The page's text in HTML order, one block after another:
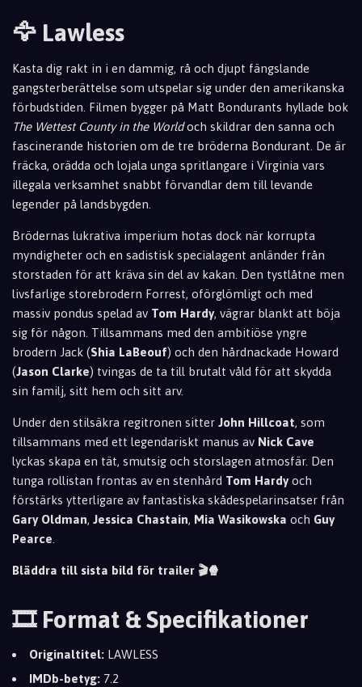
🦅 Lawless
Kasta dig rakt in i en dammig, rå och djupt fängslande
gangsterberättelse som utspelar sig under den amerikanska
förbudstiden. Filmen bygger på Matt Bondurants hyllade bok
The Wettest County in the Worldoch skildrar den sanna och
fascinerande historien om de tre bröderna Bondurant. De är
fräcka, orädda och lojala unga spritlangare i Virginia vars
illegala verksamhet snabbt förvandlar dem till levande
legender på landsbygden.
Brödernas lukrativa imperium hotas dock när korrupta
myndigheter och en sadistisk specialagent anländer från
storstaden för att kräva sin del av kakan. Den tystlåtne men
livsfarlige storebrodern Forrest, oförglömligt och med
massiv pondus spelad av Tom Hardy, vägrar blankt att böja
sig för någon. Tillsammans med den ambitiöse yngre
brodern Jack (Shia LaBeouf) och den hårdnackade Howard
(Jason Clarke) tvingas de ta till brutalt våld för att skydda
sin familj, sitt hem och sitt arv.
Under den stilsäkra regitronen sitter John Hillcoat, som
tillsammans med ett legendariskt manus av Nick Cave
lyckas skapa en tät, smutsig och storslagen atmosfär. Den
tunga rollistan frontas av en stenhård Tom Hardy och
förstärks ytterligare av fantastiska skådespelarinsatser från
Gary Oldman, Jessica Chastain, Mia Wasikowska och Guy
Pearce
Bläddra till sista bild för trailer 🎬🍿
🎞️ Format & Specifikationer
Originaltitel: LAWLESS
IMDb-betyg: 7.2